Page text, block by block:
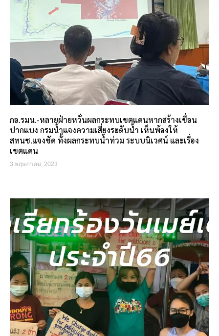
กอ.รมน.-หลายฝ่ายหวั่นผลกระทบเขตแดนหากสร้างเขื่อน
ปากแบง กรมน้ำแจงความเสี่ยงระดับน้ำ เห็นพ้องให้
สทนช.แจงชัด ทั้งผลกระทบน้ำท่วม ระบบนิเวศน์ และเรื่อง
เขตแดน
3 พฤษภาคม, 2023